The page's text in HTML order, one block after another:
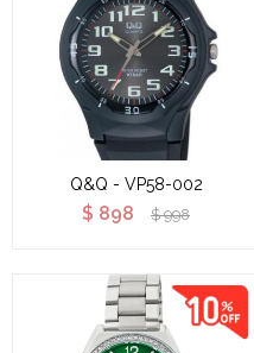
Q&Q - VP58-002
$ 898 $ 998